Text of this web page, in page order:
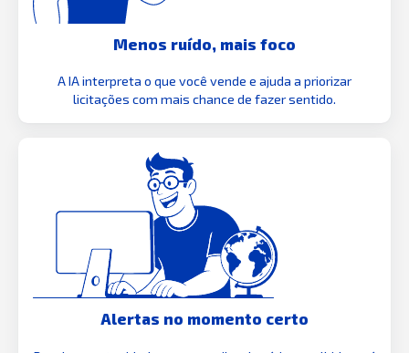
Menos ruído, mais foco
A IA interpreta o que você vende e ajuda a priorizar
licitações com mais chance de fazer sentido.
Alertas no momento certo